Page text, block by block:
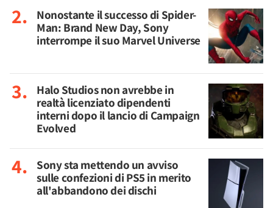
Nonostante il successo di Spider-
Man: Brand New Day, Sony
interrompe il suo Marvel Universe
Halo Studios non avrebbe in
realtà licenziato dipendenti
interni dopo il lancio di Campaign
Evolved
Sony sta mettendo un avviso
sulle confezioni di PS5 in merito
all'abbandono dei dischi